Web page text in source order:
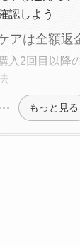
ニ
す
認しよう
アは全額返
入2回目以降
もっと見る